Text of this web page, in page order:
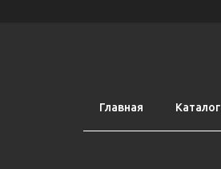
Главная Каталог